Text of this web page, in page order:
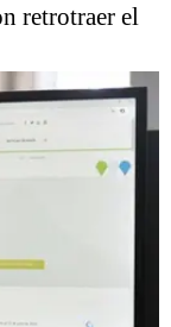
retrotraer el